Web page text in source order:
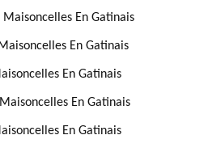
En Gatinais
En Gatinais
En Gatinais
En Gatinais
En Gatinais